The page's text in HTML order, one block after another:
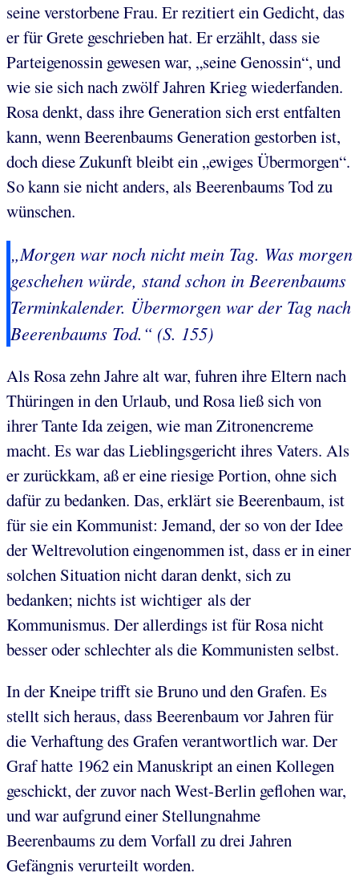
seine verstorbene Frau. Er rezitiert ein Gedicht, das
er für Grete geschrieben hat. Er erzählt, dass sie
Parteigenossin gewesen war, „seine Genossin“, und
wie sie sich nach zwölf Jahren Krieg wiederfanden.
Rosa denkt, dass ihre Generation sich erst entfalten
kann, wenn Beerenbaums Generation gestorben ist,
doch diese Zukunft bleibt ein „ewiges Übermorgen“.
So kann sie nicht anders, als Beerenbaums Tod zu
wünschen.
„Morgen war noch nicht mein Tag. Was morgen
geschehen würde, stand schon in Beerenbaums
Terminkalender. Übermorgen war der Tag nach
Beerenbaums Tod.“ (S. 155)
Als Rosa zehn Jahre alt war, fuhren ihre Eltern nach
Thüringen in den Urlaub, und Rosa ließ sich von
ihrer Tante Ida zeigen, wie man Zitronencreme
macht. Es war das Lieblingsgericht ihres Vaters. Als
er zurückkam, aß er eine riesige Portion, ohne sich
dafür zu bedanken. Das, erklärt sie Beerenbaum, ist
für sie ein Kommunist: Jemand, der so von der Idee
der Weltrevolution eingenommen ist, dass er in einer
solchen Situation nicht daran denkt, sich zu
bedanken; nichts ist wichtiger als der
Kommunismus. Der allerdings ist für Rosa nicht
besser oder schlechter als die Kommunisten selbst.
In der Kneipe trifft sie Bruno und den Grafen. Es
stellt sich heraus, dass Beerenbaum vor Jahren für
die Verhaftung des Grafen verantwortlich war. Der
Graf hatte 1962 ein Manuskript an einen Kollegen
geschickt, der zuvor nach West-Berlin geflohen war,
und war aufgrund einer Stellungnahme
Beerenbaums zu dem Vorfall zu drei Jahren
Gefängnis verurteilt worden.